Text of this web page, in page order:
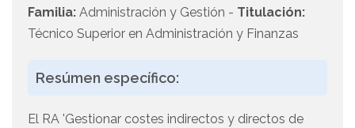
Familia: Administración y Gestión - Titulación:
Técnico Superior en Administración y Finanzas
Resúmen específico:
El RA 'Gestionar costes indirectos y directos de